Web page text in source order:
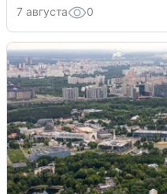
7 августа 0